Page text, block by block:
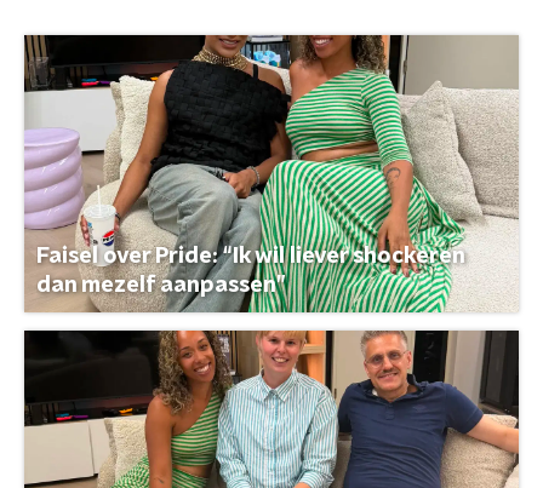
Faisel over Pride: “Ik wil liever shockeren
dan mezelf aanpassen”